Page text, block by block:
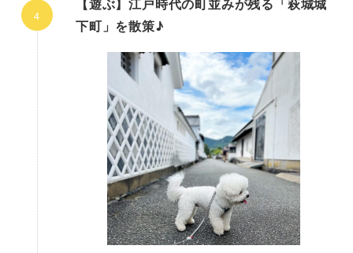
【遊ぶ】江戸時代の町並みが残る「萩城城
下町」を散策♪